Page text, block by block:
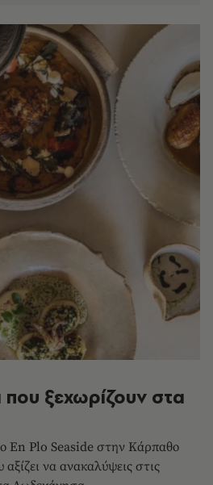
που ξεχωρίζουν στα
En Plo Seaside στην Κάρπαθο
αξίζει να ανακαλύψεις στις